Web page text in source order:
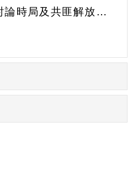
論時局及共匪解放臺
問題。1951年9月13
年。1961年9月12日
次臨時董事會審核通